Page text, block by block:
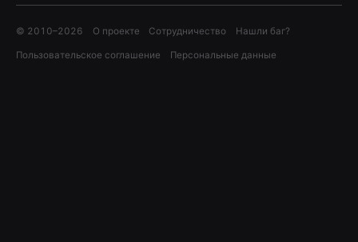
© 2010–2026 О проекте Сотрудничество Нашли баг?
Пользовательское соглашение Персональные данные